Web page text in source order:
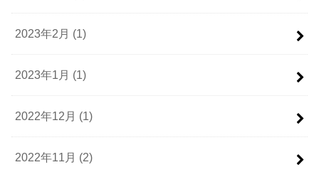
2023年2月 (1)
2023年1月 (1)
2022年12月 (1)
2022年11月 (2)